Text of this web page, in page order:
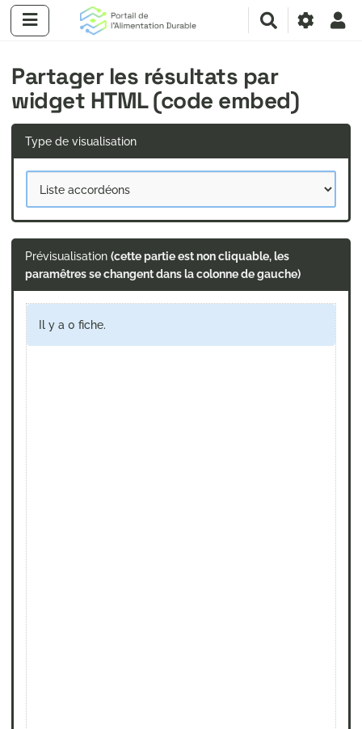
h
r
c
e
r
Partager les résultats par
widget HTML (code embed)
Type de visualisation
Prévisualisation (cette partie est non cliquable, les
paramêtres se changent dans la colonne de gauche)